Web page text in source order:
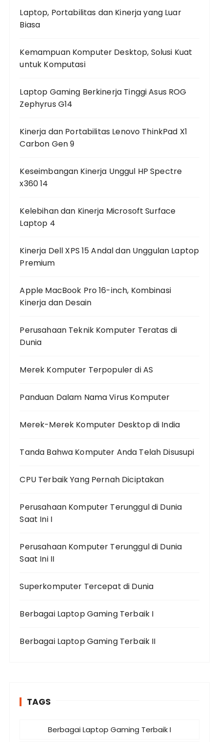
Laptop, Portabilitas dan Kinerja yang Luar
Biasa
Kemampuan Komputer Desktop, Solusi Kuat
untuk Komputasi
Laptop Gaming Berkinerja Tinggi Asus ROG
Zephyrus G14
Kinerja dan Portabilitas Lenovo ThinkPad X1
Carbon Gen 9
Keseimbangan Kinerja Unggul HP Spectre
x360 14
Kelebihan dan Kinerja Microsoft Surface
Laptop 4
Kinerja Dell XPS 15 Andal dan Unggulan Laptop
Premium
Apple MacBook Pro 16-inch, Kombinasi
Kinerja dan Desain
Perusahaan Teknik Komputer Teratas di
Dunia
Merek Komputer Terpopuler di AS
Panduan Dalam Nama Virus Komputer
Merek-Merek Komputer Desktop di India
Tanda Bahwa Komputer Anda Telah Disusupi
CPU Terbaik Yang Pernah Diciptakan
Perusahaan Komputer Terunggul di Dunia
Saat Ini I
Perusahaan Komputer Terunggul di Dunia
Saat Ini II
Superkomputer Tercepat di Dunia
Berbagai Laptop Gaming Terbaik I
Berbagai Laptop Gaming Terbaik II
TAGS
Berbagai Laptop Gaming Terbaik I